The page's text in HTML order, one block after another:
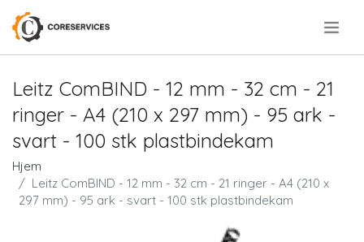
Leitz ComBIND - 12 mm - 32 cm - 21
ringer - A4 (210 x 297 mm) - 95 ark -
svart - 100 stk plastbindekam
Hjem
Leitz ComBIND - 12 mm - 32 cm - 21 ringer - A4 (210 x
297 mm) - 95 ark - svart - 100 stk plastbindekam